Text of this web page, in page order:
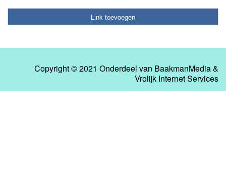
Link toevoegen
Copyright © 2021 Onderdeel van BaakmanMedia&
Vrolijk Internet Services